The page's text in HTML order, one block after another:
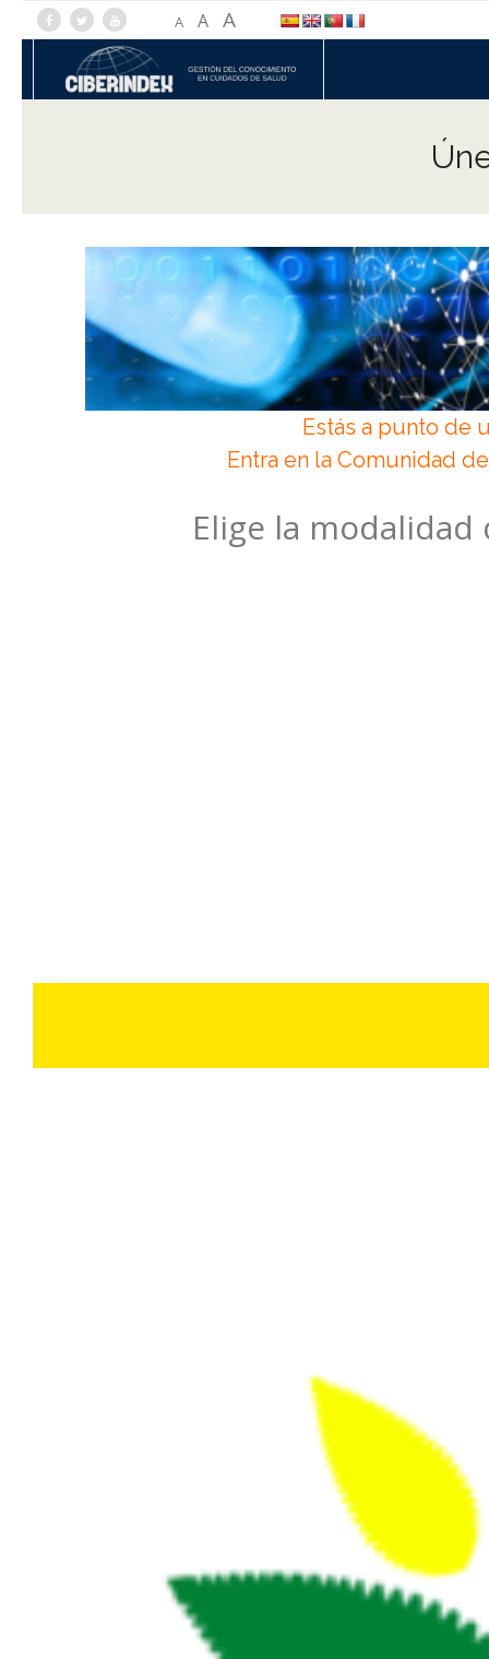
A A A
Estás a punto de
Entra en la Comunidad
Elige la